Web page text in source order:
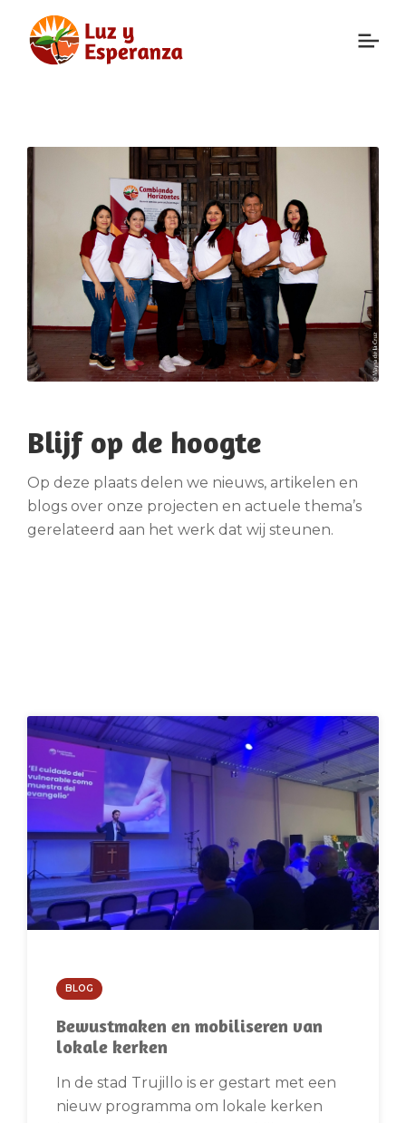
Blijf op de hoogte
Op deze plaats delen we nieuws, artikelen en
blogs over onze projecten en actuele thema’s
gerelateerd aan het werk dat wij steunen.
BLOG
Bewustmaken en mobiliseren van
lokale kerken
In de stad Trujillo is er gestart met een
nieuw programma om lokale kerken